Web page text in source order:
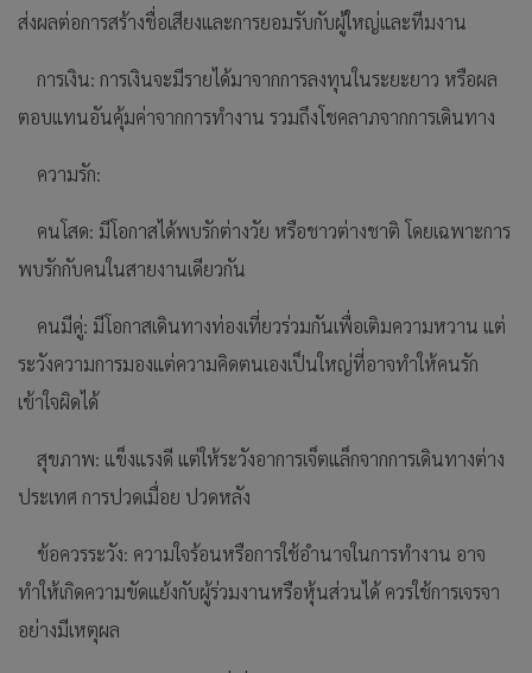
ส่งผลต่อการสร้างชื่อเสียงและการยอมรับกับผู้ใหญ่และทีมงาน
การเงิน: การเงินจะมีรายได้มาจากการลงทุนในระยะยาว หรือผล
ตอบแทนอันคุ้มค่าจากการทำงาน รวมถึงโชคลาภจากการเดินทาง
ความรัก:
คนโสด: มีโอกาสได้พบรักต่างวัย หรือชาวต่างชาติ โดยเฉพาะการ
พบรักกับคนในสายงานเดียวกัน
คนมีคู่: มีโอกาสเดินทางท่องเที่ยวร่วมกันเพื่อเติมความหวาน แต่
ระวังความการมองแต่ความคิดตนเองเป็นใหญ่ที่อาจทำให้คนรัก
เข้าใจผิดได้
สุขภาพ: แข็งแรงดี แต่ให้ระวังอาการเจ็ตแล็กจากการเดินทางต่าง
ประเทศ การปวดเมื่อย ปวดหลัง
ข้อควรระวัง: ความใจร้อนหรือการใช้อำนาจในการทำงาน อาจ
ทำให้เกิดความขัดแย้งกับผู้ร่วมงานหรือหุ้นส่วนได้ ควรใช้การเจรจา
อย่างมีเหตุผล